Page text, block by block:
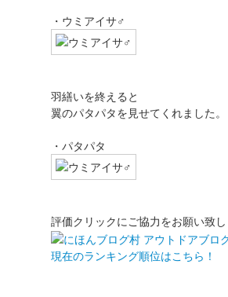
・ウミアイサ♂
羽繕いを終えると
翼のパタパタを見せてくれました。
・パタパタ
評価クリックにご協力をお願い致
現在のランキング順位はこちら！